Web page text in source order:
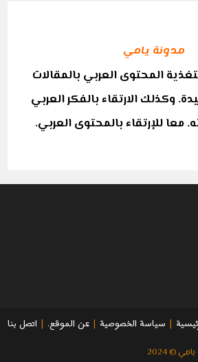
مدونة يامي
المحتوى العربي بالمقالات
وكذلك الارتقاء بالفكر العربي
معا للإرتقاء بالمحتوى العربي.
سياسة الخصوصية عن الموقع. اتصل بنا
© 2024